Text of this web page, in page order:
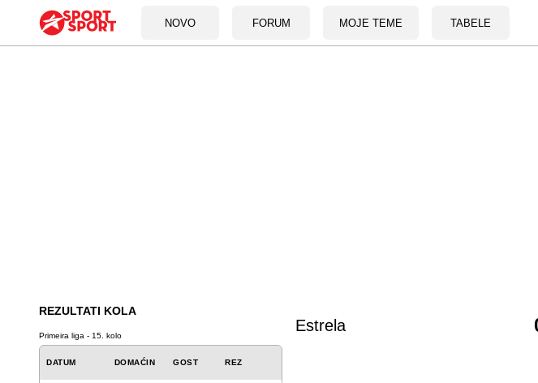
NOVO FORUM MOJE TEME TABELE
REZULTATI KOLA
Primeira liga - 15. kolo
DATUM DOMAĆIN GOST REZ
Estrela